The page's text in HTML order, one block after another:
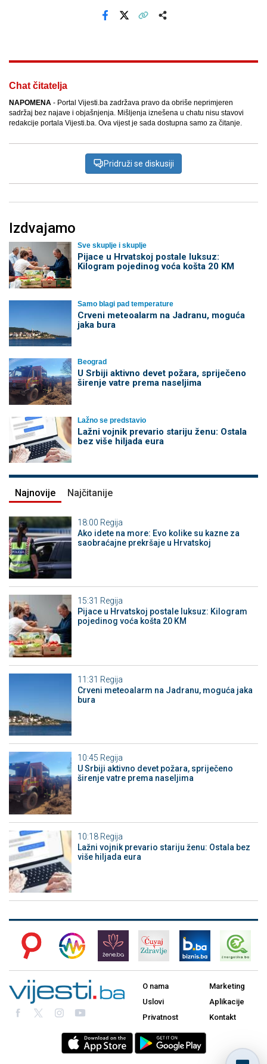
Chat čitatelja
NAPOMENA - Portal Vijesti.ba zadržava pravo da obriše neprimjeren
sadržaj bez najave i objašnjenja. Mišljenja iznešena u chatu nisu stavovi
redakcije portala Vijesti.ba. Ova vijest je sada dostupna samo za čitanje.
Pridruži se diskusiji
Izdvajamo
Sve skuplje i skuplje
Pijace u Hrvatskoj postale luksuz:
Kilogram pojedinog voća košta 20 KM
Samo blagi pad temperature
Crveni meteoalarm na Jadranu, moguća
jaka bura
Beograd
U Srbiji aktivno devet požara, spriječeno
širenje vatre prema naseljima
Lažno se predstavio
Lažni vojnik prevario stariju ženu: Ostala
bez više hiljada eura
Najnovije Najčitanije
18:00 Regija
Ako idete na more: Evo kolike su kazne za
saobraćajne prekršaje u Hrvatskoj
15:31 Regija
Pijace u Hrvatskoj postale luksuz: Kilogram
pojedinog voća košta 20 KM
11:31 Regija
Crveni meteoalarm na Jadranu, moguća jaka
bura
10:45 Regija
U Srbiji aktivno devet požara, spriječeno
širenje vatre prema naseljima
10:18 Regija
Lažni vojnik prevario stariju ženu: Ostala bez
više hiljada eura
O nama
Uslovi
Privatnost
Marketing
Aplikacije
Kontakt